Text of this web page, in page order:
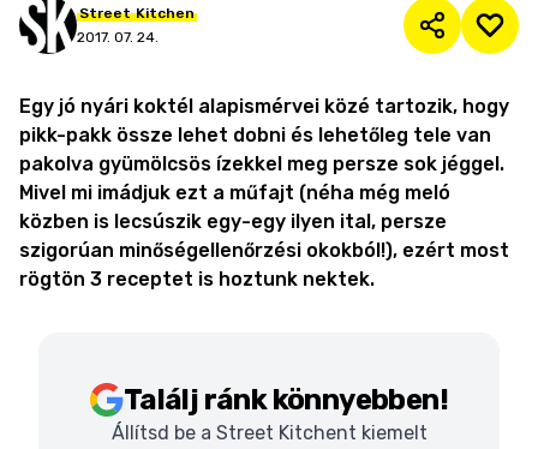
Street Kitchen
2017. 07. 24.
Egy jó nyári koktél alapismérvei közé tartozik, hogy
pikk-pakk össze lehet dobni és lehetőleg tele van
pakolva gyümölcsös ízekkel meg persze sok jéggel.
Mivel mi imádjuk ezt a műfajt (néha még meló
közben is lecsúszik egy-egy ilyen ital, persze
szigorúan minőségellenőrzési okokból!), ezért most
rögtön 3 receptet is hoztunk nektek.
Találj ránk könnyebben!
Állítsd be a Street Kitchent kiemelt